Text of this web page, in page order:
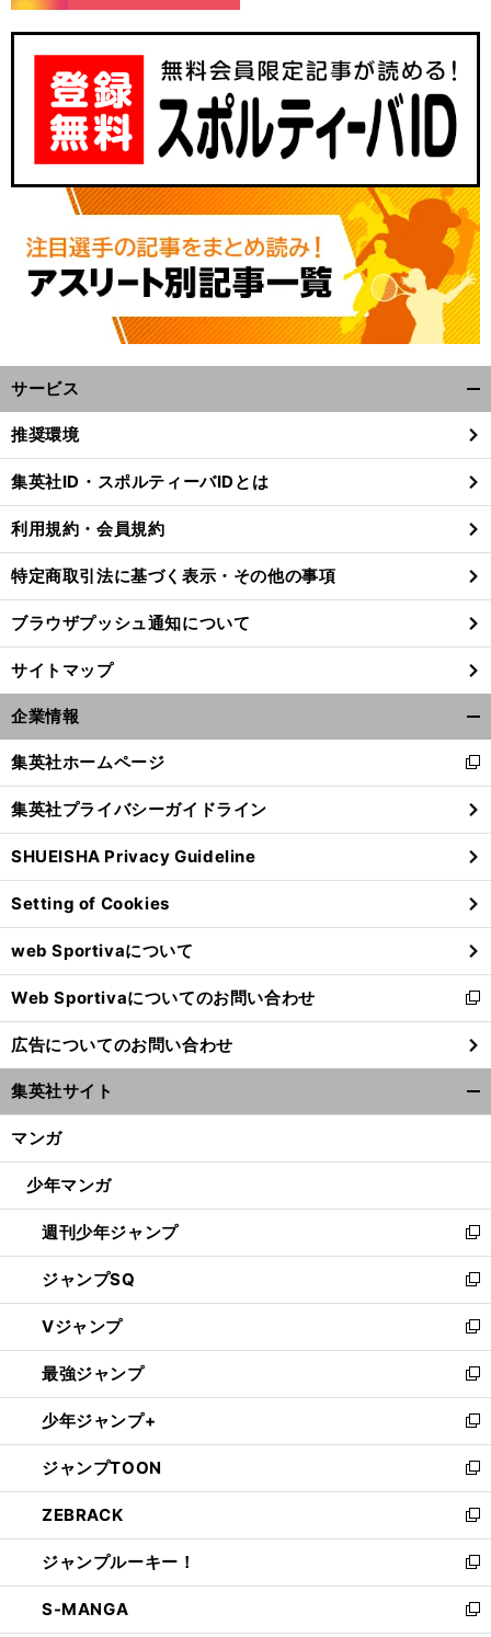
へ
サービス
閉
る
推奨環境
集英社ID・スポルティーバIDとは
利用規約・会員規約
特定商取引法に基づく表示・その他の事項
ブラウザプッシュ通知について
サイトマップ
企業情報
閉
る
集英社ホームページ
新
し
い
ウ
ィ
ン
ド
ウ
で
開
く
集英社プライバシーガイドライン
SHUEISHA Privacy Guideline
Setting of Cookies
web Sportivaについて
Web Sportivaについてのお問い合わせ
新
し
い
ウ
ィ
ン
ウ
開
く
広告についてのお問い合わせ
集英社サイト
マンガ
少年マンガ
週刊少年ジャンプ
新
し
い
ウ
ィ
ン
ド
ウ
で
開
く
ジャンプSQ
新
し
い
ウ
ィ
ン
ド
ウ
で
開
く
Vジャンプ
新
し
い
ウ
ィ
ン
ド
ウ
で
開
く
最強ジャンプ
新
し
い
ウ
ィ
ン
ド
ウ
で
開
く
少年ジャンプ+
新
し
い
ウ
ィ
ン
ド
ウ
で
開
ジャンプTOON
新
し
い
ウ
ィ
ン
ド
ZEBRACK
新
し
い
ウ
ィ
ジャンプルーキー！
新
し
い
S-MANGA
新